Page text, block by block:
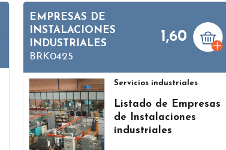
EMPRESAS DE
INSTALACIONES
INDUSTRIALES
BRK0425
1,60
Servicios industriales
Listado de Empresas
de Instalaciones
industriales